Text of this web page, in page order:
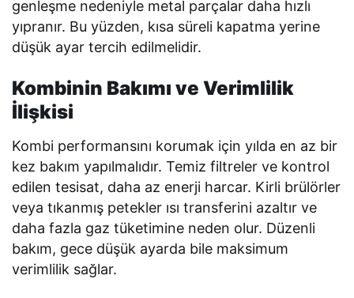
genleşme nedeniyle metal parçalar daha hızlı
yıpranır. Bu yüzden, kısa süreli kapatma yerine
düşük ayar tercih edilmelidir.
Kombinin Bakımı ve Verimlilik
İlişkisi
Kombi performansını korumak için yılda en az bir
kez bakım yapılmalıdır. Temiz filtreler ve kontrol
edilen tesisat, daha az enerji harcar. Kirli brülörler
veya tıkanmış petekler ısı transferini azaltır ve
daha fazla gaz tüketimine neden olur. Düzenli
bakım, gece düşük ayarda bile maksimum
verimlilik sağlar.